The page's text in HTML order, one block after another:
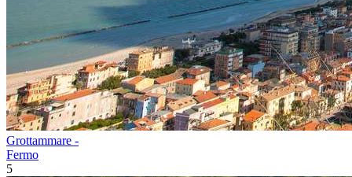
Grottammare -
Fermo
5